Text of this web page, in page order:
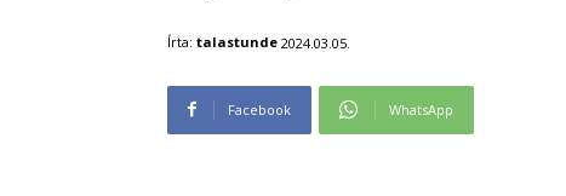
Írta: talastunde 2024.03.05.
Facebook WhatsApp